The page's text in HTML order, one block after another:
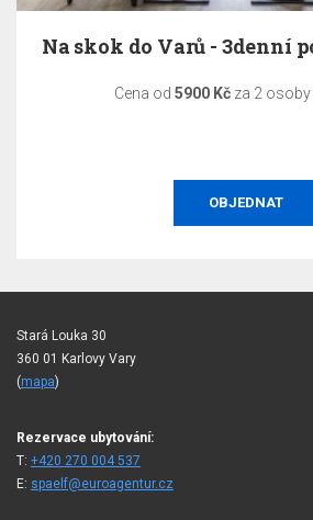
Na skok do Varů - 3denní
Cena od 5900 Kč za 2
OBJEDNAT
Stará Louka 30
360 01 Karlovy Vary
(mapa)
Rezervace ubytování:
T: +420 270 004 537
E: spaelf@euroagentur.cz